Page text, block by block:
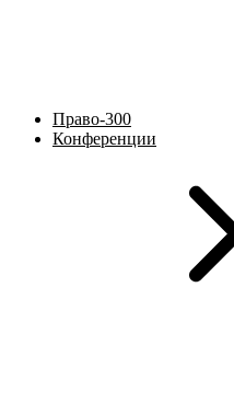
Право-300
Конференции